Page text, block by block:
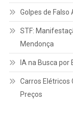
Golpes de
STF:
Mendonça
IA na Busca
Carros Elétricos
Preços